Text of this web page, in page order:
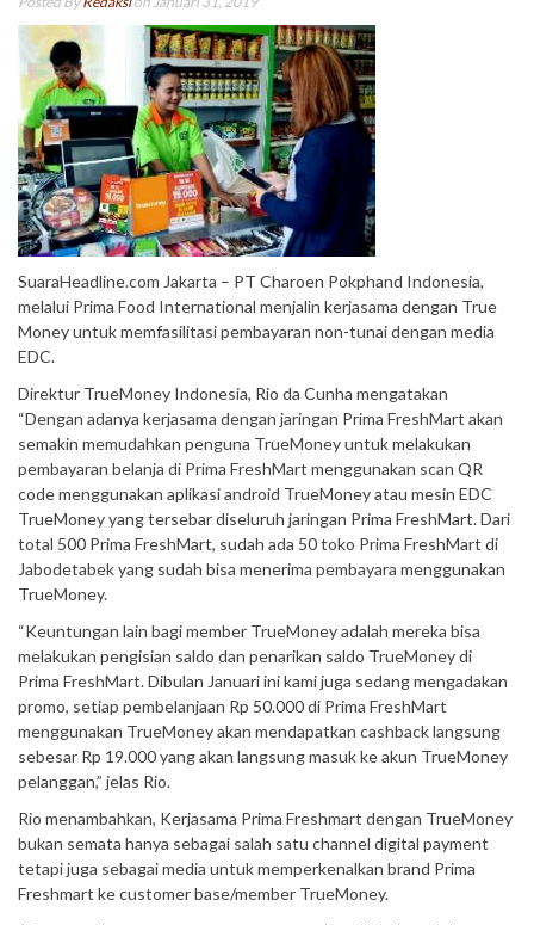
SuaraHeadline.com Jakarta – PT Charoen Pokphand Indonesia,
melalui Prima Food International menjalin kerjasama dengan True
Money untuk memfasilitasi pembayaran non-tunai dengan media
EDC.
Direktur TrueMoney Indonesia, Rio da Cunha mengatakan
“Dengan adanya kerjasama dengan jaringan Prima FreshMart akan
semakin memudahkan penguna TrueMoney untuk melakukan
pembayaran belanja di Prima FreshMart menggunakan scan QR
code menggunakan aplikasi android TrueMoney atau mesin EDC
TrueMoney yang tersebar diseluruh jaringan Prima FreshMart. Dari
total 500 Prima FreshMart, sudah ada 50 toko Prima FreshMart di
Jabodetabek yang sudah bisa menerima pembayara menggunakan
TrueMoney.
“Keuntungan lain bagi member TrueMoney adalah mereka bisa
melakukan pengisian saldo dan penarikan saldo TrueMoney di
Prima FreshMart. Dibulan Januari ini kami juga sedang mengadakan
promo, setiap pembelanjaan Rp 50.000 di Prima FreshMart
menggunakan TrueMoney akan mendapatkan cashback langsung
sebesar Rp 19.000 yang akan langsung masuk ke akun TrueMoney
pelanggan,” jelas Rio.
Rio menambahkan, Kerjasama Prima Freshmart dengan TrueMoney
bukan semata hanya sebagai salah satu channel digital payment
tetapi juga sebagai media untuk memperkenalkan brand Prima
Freshmart ke customer base/member TrueMoney.